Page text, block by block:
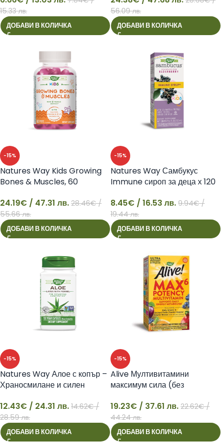
6
15.33 лв.
ДОБАВИ В КОЛИЧКА
24
56.09 лв.
ДОБАВИ В КОЛИЧКА
-15%
24
Natures Way Kids Growing
Bones & Muscles, 60
24.19€ / 47.31 лв. 28.46€/
55.66 лв.
ДОБАВИ В КОЛИЧКА
-15%
8
Natures Way Самбукус
Immune сироп за деца х 120
8.45€ / 16.53 лв. 9.94€/
19.44 лв.
ДОБАВИ В КОЛИЧКА
-15%
12
Natures Way Алое с копър –
Храносмилане и силен
Nature’s Way
12.43€ / 24.31 лв. 14.62€/
28.59 лв.
ДОБАВИ В КОЛИЧКА
-15%
19
Alive Мултивитамини
максимум сила (без
капсули Nature’s Way
19.23€ / 37.61 лв. 22.62€/
44.24 лв.
ДОБАВИ В КОЛИЧКА